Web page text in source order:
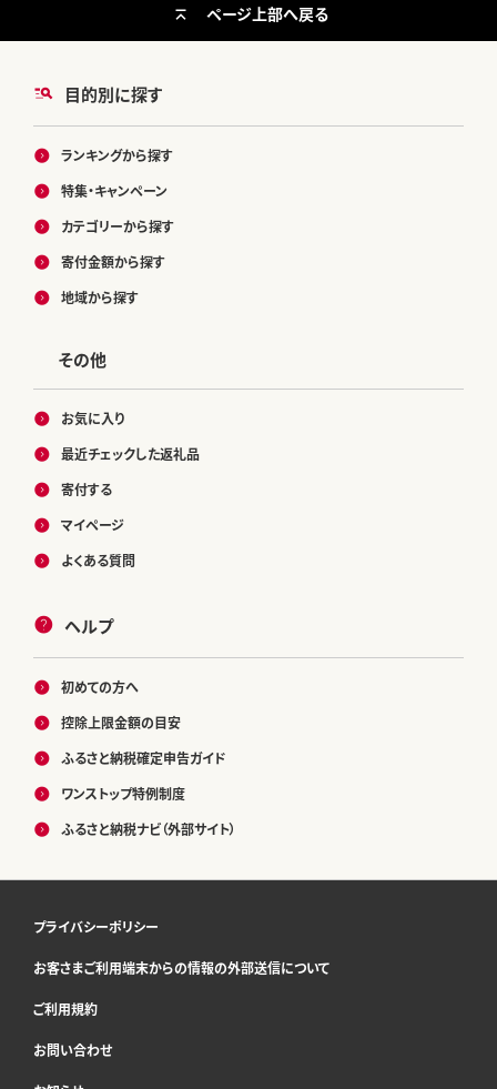
目的別に探す
ランキングから探す
特集・キャンペーン
カテゴリーから探す
寄付金額から探す
地域から探す
その他
お気に入り
最近チェックした返礼品
寄付する
マイページ
よくある質問
ヘルプ
初めての方へ
控除上限金額の目安
ふるさと納税確定申告ガイド
ワンストップ特例制度
ふるさと納税ナビ（外部サイト）
ページ上部へ戻る
プライバシーポリシー
お客さまご利用端末からの情報の外部送信について
ご利用規約
お問い合わせ